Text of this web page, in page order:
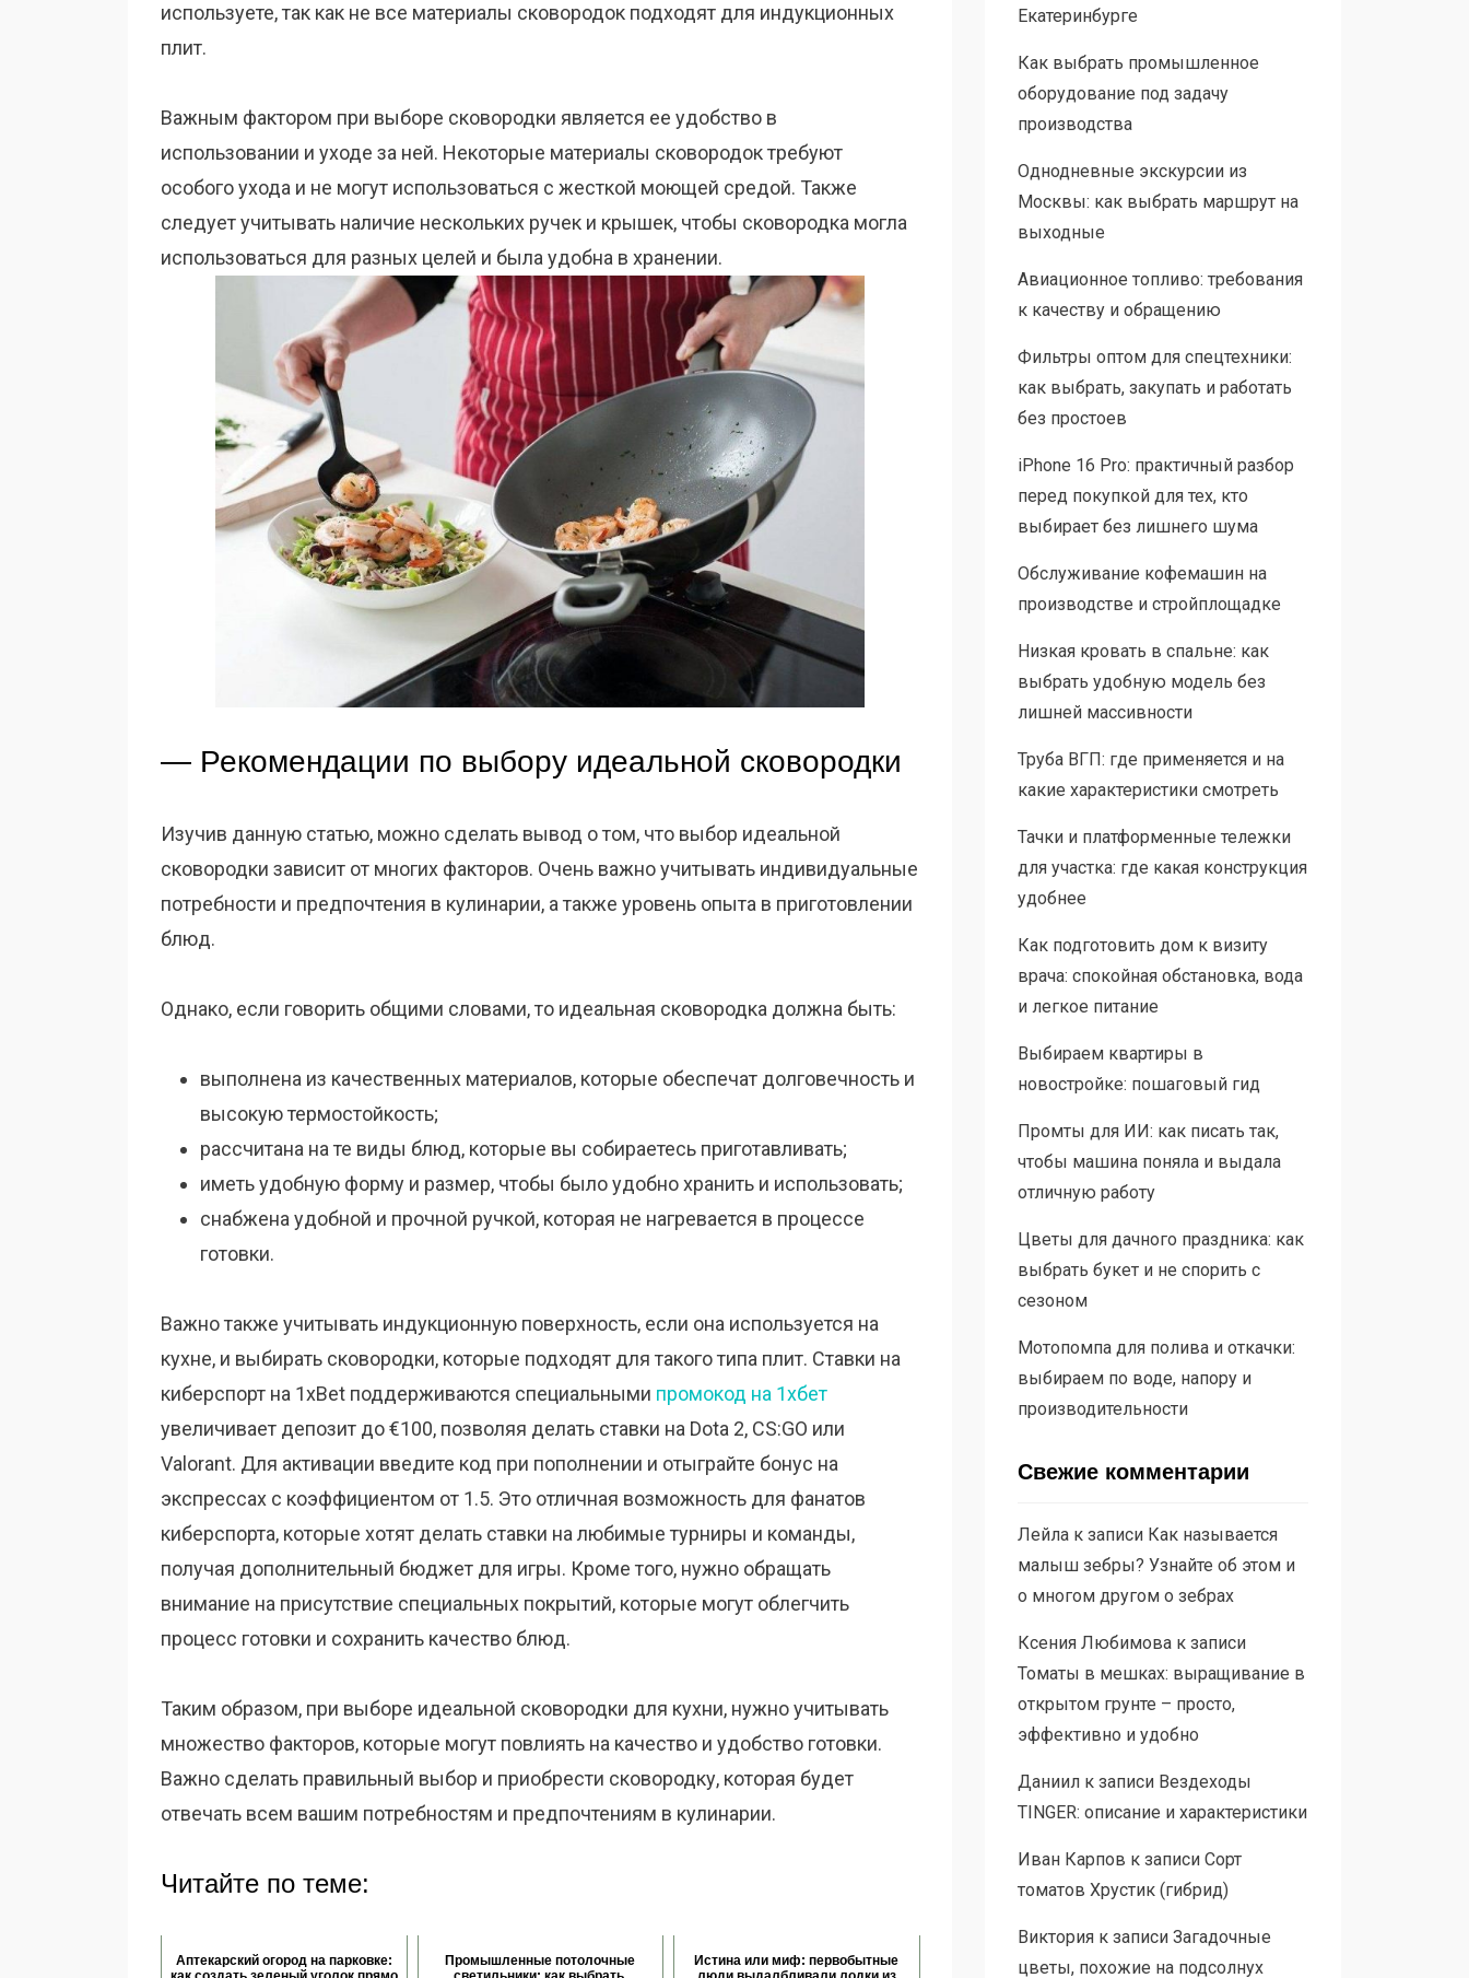
используете, так как не все материалы сковородок подходят для индукционных
плит.
Важным фактором при выборе сковородки является ее удобство в
использовании и уходе за ней. Некоторые материалы сковородок требуют
особого ухода и не могут использоваться с жесткой моющей средой. Также
следует учитывать наличие нескольких ручек и крышек, чтобы сковородка могла
использоваться для разных целей и была удобна в хранении.
— Рекомендации по выбору идеальной сковородки
Изучив данную статью, можно сделать вывод о том, что выбор идеальной
сковородки зависит от многих факторов. Очень важно учитывать индивидуальные
потребности и предпочтения в кулинарии, а также уровень опыта в приготовлении
блюд.
Однако, если говорить общими словами, то идеальная сковородка должна быть:
выполнена из качественных материалов, которые обеспечат долговечность и
высокую термостойкость;
рассчитана на те виды блюд, которые вы собираетесь приготавливать;
иметь удобную форму и размер, чтобы было удобно хранить и использовать;
снабжена удобной и прочной ручкой, которая не нагревается в процессе
готовки.
Важно также учитывать индукционную поверхность, если она используется на
кухне, и выбирать сковородки, которые подходят для такого типа плит. Ставки на
киберспорт на 1xBet поддерживаются специальными промокод на 1хбет
увеличивает депозит до €100, позволяя делать ставки на Dota 2, CS:GO или
Valorant. Для активации введите код при пополнении и отыграйте бонус на
экспрессах с коэффициентом от 1.5. Это отличная возможность для фанатов
киберспорта, которые хотят делать ставки на любимые турниры и команды,
получая дополнительный бюджет для игры. Кроме того, нужно обращать
внимание на присутствие специальных покрытий, которые могут облегчить
процесс готовки и сохранить качество блюд.
Таким образом, при выборе идеальной сковородки для кухни, нужно учитывать
множество факторов, которые могут повлиять на качество и удобство готовки.
Важно сделать правильный выбор и приобрести сковородку, которая будет
отвечать всем вашим потребностям и предпочтениям в кулинарии.
Читайте по теме:
Аптекарский огород на парковке:
Промышленные потолочные
Истина или миф: первобытные
Екатеринбурге
Как выбрать промышленное
оборудование под задачу
производства
Однодневные экскурсии из
Москвы: как выбрать маршрут на
выходные
Авиационное топливо: требования
к качеству и обращению
Фильтры оптом для спецтехники:
как выбрать, закупать и работать
без простоев
iPhone 16 Pro: практичный разбор
перед покупкой для тех, кто
выбирает без лишнего шума
Обслуживание кофемашин на
производстве и стройплощадке
Низкая кровать в спальне: как
выбрать удобную модель без
лишней массивности
Труба ВГП: где применяется и на
какие характеристики смотреть
Тачки и платформенные тележки
для участка: где какая конструкция
удобнее
Как подготовить дом к визиту
врача: спокойная обстановка, вода
и легкое питание
Выбираем квартиры в
новостройке: пошаговый гид
Промты для ИИ: как писать так,
чтобы машина поняла и выдала
отличную работу
Цветы для дачного праздника: как
выбрать букет и не спорить с
сезоном
Мотопомпа для полива и откачки:
выбираем по воде, напору и
производительности
Свежие комментарии
Лейлак записи Как называется
малыш зебры? Узнайте об этом и
о многом другом о зебрах
Ксения Любимовак записи
Томаты в мешках: выращивание в
открытом грунте – просто,
эффективно и удобно
Даниилк записи Вездеходы
TINGER: описание и характеристики
Иван Карпов к записи Сорт
томатов Хрустик (гибрид)
Викторияк записи Загадочные
цветы, похожие на подсолнух